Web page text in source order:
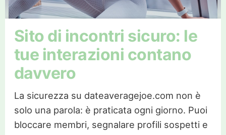
Sito di incontri sicuro: le
tue interazioni contano
davvero
La sicurezza su dateaveragejoe.com non è
solo una parola: è praticata ogni giorno. Puoi
bloccare membri, segnalare profili sospetti e